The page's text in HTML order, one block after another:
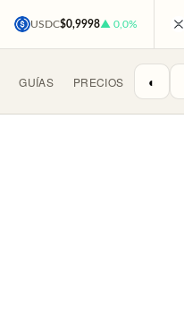
USDC$0,9998▲ 0,0%
GUÍAS PRECIOS ◐